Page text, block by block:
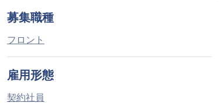
募集職種
フロント
雇用形態
契約社員